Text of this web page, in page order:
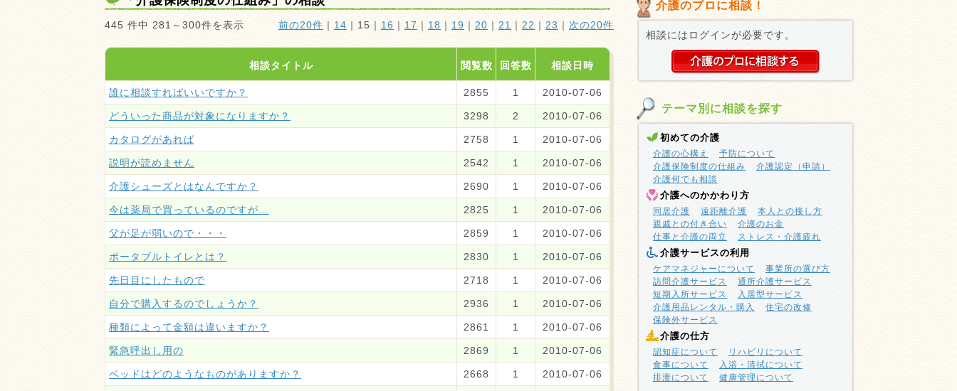
445 件中 281～300件を表示 前の20件 ｜ 14 ｜ 15 ｜ 16 ｜ 17 ｜ 18 ｜ 19 ｜ 20 ｜ 21 ｜ 22 ｜ 23 ｜ 次の20件
相談タイトル 閲覧数 回答数 相談日時
誰に相談すればいいですか？ 2855 1 2010-07-06
どういった商品が対象になりますか？ 3298 2 2010-07-06
カタログがあれば 2758 1 2010-07-06
説明が読めません 2542 1 2010-07-06
介護シューズとはなんですか？ 2690 1 2010-07-06
今は薬局で買っているのですが… 2825 1 2010-07-06
父が足が弱いので・・・ 2859 1 2010-07-06
ポータブルトイレとは？ 2830 1 2010-07-06
先日目にしたもので 2718 1 2010-07-06
自分で購入するのでしょうか？ 2936 1 2010-07-06
種類によって金額は違いますか？ 2861 1 2010-07-06
緊急呼出し用の 2869 1 2010-07-06
ベッドはどのようなものがありますか？ 2668 1 2010-07-06
介護のプロに相談！
相談にはログインが必要です。
テーマ別に相談を探す
初めての介護
介護の心構え
予防について
介護保険制度の仕組み
介護認定（申請）
介護何でも相談
介護へのかかわり方
同居介護 遠距離介護
本人との接し方
親戚との付き合い
介護のお金
仕事と介護の両立
ストレス・介護疲れ
介護サービスの利用
ケアマネジャーについて
事業所の選び方
訪問介護サービス
通所介護サービス
短期入所サービス
入居型サービス
介護用品レンタル・購入
住宅の改修
保険外サービス
介護の仕方
認知症について
リハビリについて
食事について
入浴・清拭について
排泄について
健康管理について